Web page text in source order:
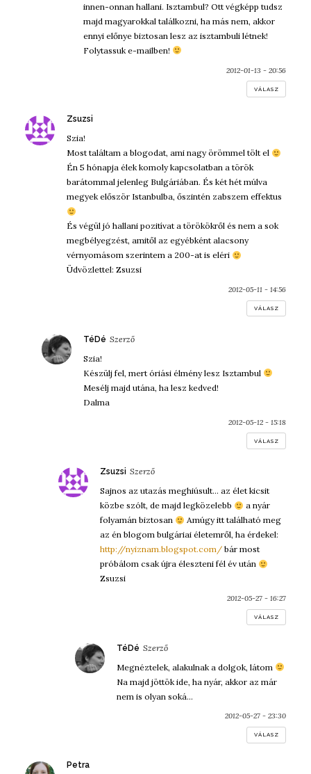
innen-onnan hallani. Isztambul? Ott végképp tudsz
majd magyarokkal találkozni, ha más nem, akkor
ennyi előnye biztosan lesz az isztambuli létnek!
Folytassuk e-mailben!
2012-01-13 - 20:56
VÁLASZ
Zsuzsiszerint:
Szia!
Most találtam a blogodat, ami nagy örömmel tölt el
Én 5 hónapja élek komoly kapcsolatban a török
barátommal jelenleg Bulgáriában. És két hét múlva
megyek először Istanbulba, őszintén zabszem effektus
És végül jó hallani pozitívat a törökökről és nem a sok
megbélyegzést, amitől az egyébként alacsony
vérnyomásom szerintem a 200-at is eléri
Üdvözlettel: Zsuzsi
2012-05-11 - 14:56
VÁLASZ
TéDé szerint:
Szia!
Készülj fel, mert óriási élmény lesz Isztambul
Mesélj majd utána, ha lesz kedved!
Dalma
2012-05-12 - 15:18
VÁLASZ
Zsuzsi szerint:
Sajnos az utazás meghiúsult… az élet kicsit
közbe szólt, de majd legközelebb
a nyár
folyamán biztosan
Amúgy itt található meg
az én blogom bulgáriai életemről, ha érdekel:
http://nyiznam.blogspot.com/ bár most
próbálom csak újra éleszteni fél év után
Zsuzsi
2012-05-27 - 16:27
VÁLASZ
TéDé szerint:
Megnéztelek, alakulnak a dolgok, látom
Na majd jöttök ide, ha nyár, akkor az már
nem is olyan soká…
2012-05-27 - 23:30
VÁLASZ
Petraszerint: